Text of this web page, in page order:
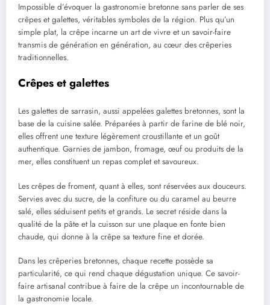
Impossible d’évoquer la gastronomie bretonne sans parler de ses
crêpes et galettes, véritables symboles de la région. Plus qu’un
simple plat, la crêpe incarne un art de vivre et un savoir-faire
transmis de génération en génération, au cœur des crêperies
traditionnelles.
Crêpes et galettes
Les galettes de sarrasin, aussi appelées galettes bretonnes, sont la
base de la cuisine salée. Préparées à partir de farine de blé noir,
elles offrent une texture légèrement croustillante et un goût
authentique. Garnies de jambon, fromage, œuf ou produits de la
mer, elles constituent un repas complet et savoureux.
Les crêpes de froment, quant à elles, sont réservées aux douceurs.
Servies avec du sucre, de la confiture ou du caramel au beurre
salé, elles séduisent petits et grands. Le secret réside dans la
qualité de la pâte et la cuisson sur une plaque en fonte bien
chaude, qui donne à la crêpe sa texture fine et dorée.
Dans les crêperies bretonnes, chaque recette possède sa
particularité, ce qui rend chaque dégustation unique. Ce savoir-
faire artisanal contribue à faire de la crêpe un incontournable de
la gastronomie locale.